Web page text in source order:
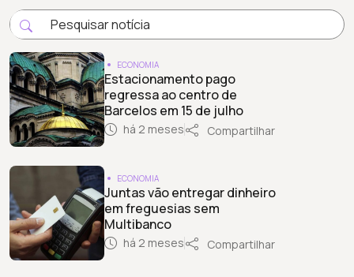
ECONOMIA
Estacionamento pago
regressa ao centro de
Barcelos em 15 de julho
há 2 meses Compartilhar
ECONOMIA
Juntas vão entregar dinheiro
em freguesias sem
Multibanco
há 2 meses Compartilhar